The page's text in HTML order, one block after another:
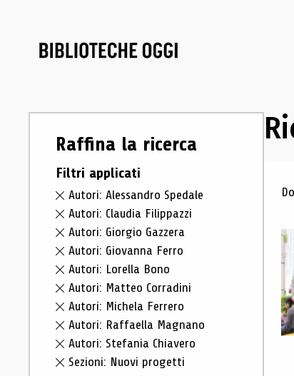
Raffina la ricerca
Filtri applicati
Autori: Alessandro Spedale
Autori: Claudia Filippazzi
Autori: Giorgio Gazzera
Autori: Giovanna Ferro
Autori: Lorella Bono
Autori: Matteo Corradini
Autori: Michela Ferrero
Autori: Raffaella Magnano
Autori: Stefania Chiavero
Sezioni: Nuovi progetti